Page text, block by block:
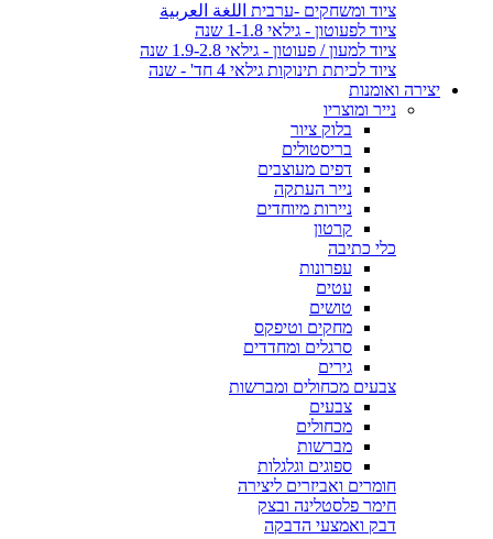
ציוד ומשחקים -ערבית اللغة العربية
ציוד לפעוטון - גילאי 1-1.8 שנה
ציוד למעון / פעוטון - גילאי 1.9-2.8 שנה
ציוד לכיתת תינוקות גילאי 4 חד' - שנה
יצירה ואומנות
נייר ומוצריו
בלוק ציור
בריסטולים
דפים מעוצבים
נייר העתקה
ניירות מיוחדים
קרטון
כלי כתיבה
עפרונות
עטים
טושים
מחקים וטיפקס
סרגלים ומחדדים
גירים
צבעים מכחולים ומברשות
צבעים
מכחולים
מברשות
ספוגים וגלגלות
חומרים ואביזרים ליצירה
חימר פלסטלינה ובצק
דבק ואמצעי הדבקה